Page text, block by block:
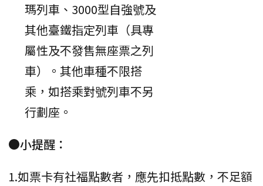
瑪列車、3000型自強號及
其他臺鐵指定列車（具專
屬性及不發售無座票之列
車）。其他車種不限搭
乘，如搭乘對號列車不另
行劃座。
●小提醒：
1.如票卡有社福點數者，應先扣抵點數，不足額